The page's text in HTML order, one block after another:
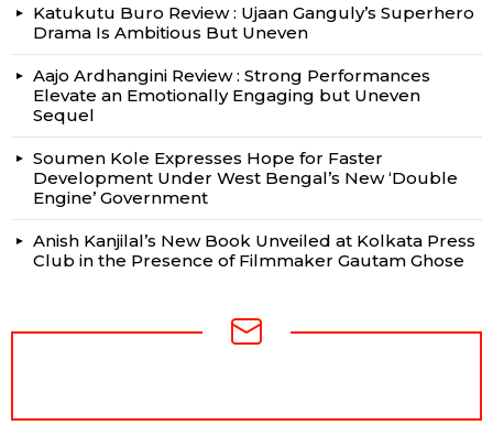
Katukutu Buro Review : Ujaan Ganguly’s Superhero
Drama Is Ambitious But Uneven
Aajo Ardhangini Review : Strong Performances
Elevate an Emotionally Engaging but Uneven
Sequel
Soumen Kole Expresses Hope for Faster
Development Under West Bengal’s New ‘Double
Engine’ Government
Anish Kanjilal’s New Book Unveiled at Kolkata Press
Club in the Presence of Filmmaker Gautam Ghose